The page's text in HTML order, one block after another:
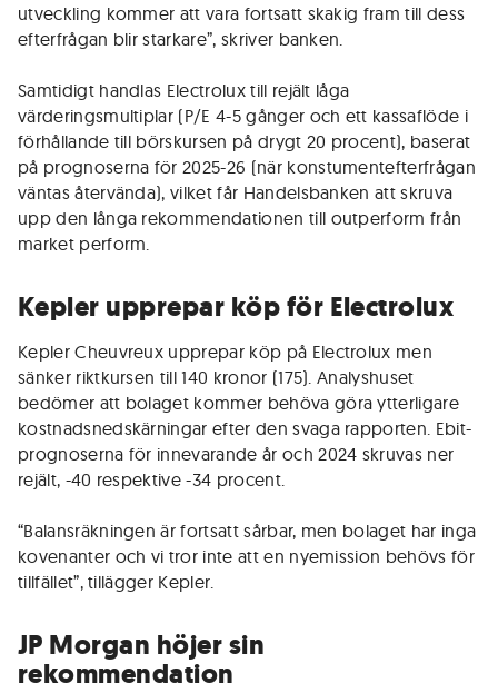
utveckling kommer att vara fortsatt skakig fram till dess
efterfrågan blir starkare”, skriver banken.
Samtidigt handlas Electrolux till rejält låga
värderingsmultiplar (P/E 4-5 gånger och ett kassaflöde i
förhållande till börskursen på drygt 20 procent), baserat
på prognoserna för 2025-26 (när konstumentefterfrågan
väntas återvända), vilket får Handelsbanken att skruva
upp den långa rekommendationen till outperform från
market perform.
Kepler upprepar köp för Electrolux
Kepler Cheuvreux upprepar köp på Electrolux men
sänker riktkursen till 140 kronor (175). Analyshuset
bedömer att bolaget kommer behöva göra ytterligare
kostnadsnedskärningar efter den svaga rapporten. Ebit-
prognoserna för innevarande år och 2024 skruvas ner
rejält, -40 respektive -34 procent.
“Balansräkningen är fortsatt sårbar, men bolaget har inga
kovenanter och vi tror inte att en nyemission behövs för
tillfället”, tillägger Kepler.
JP Morgan höjer sin
rekommendation